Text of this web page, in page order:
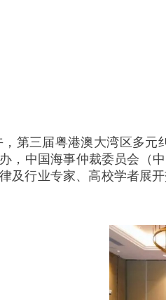
，第三届粤港澳大湾区多
，中国海事仲裁委员会（
及行业专家、高校学者展